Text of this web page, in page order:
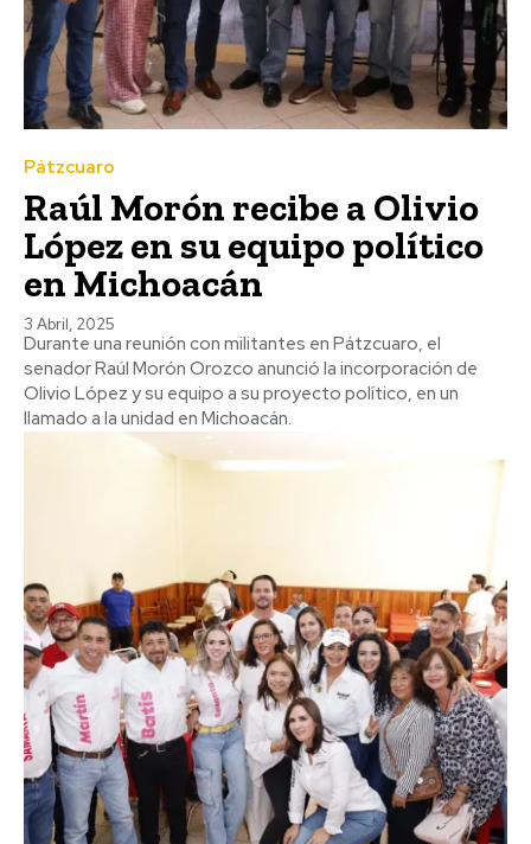
Pátzcuaro
Raúl Morón recibe a Olivio
López en su equipo político
en Michoacán
3 Abril, 2025
Durante una reunión con militantes en Pátzcuaro, el
senador Raúl Morón Orozco anunció la incorporación de
Olivio López y su equipo a su proyecto político, en un
llamado a la unidad en Michoacán.